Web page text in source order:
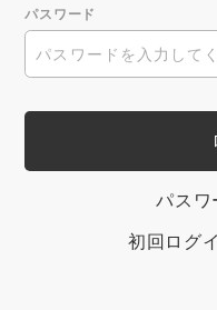
パスワード
パスワ
初回ログ